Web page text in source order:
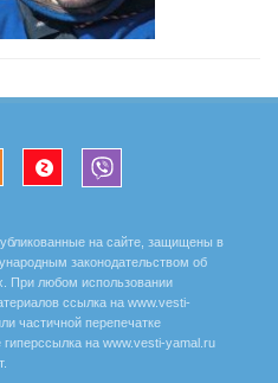
на сайте, защищены в
законодательством об
При любом использовании
ссылка на www.vesti-
частичной перепечатке
на www.vesti-yamal.ru